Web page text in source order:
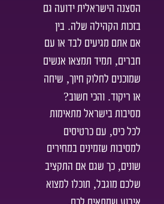
הסצנה הישראלית ידועה גם
בזכות הקהילה שלה. בין
אם אתם מגיעים לבד או עם
חברים, תמיד תמצאו אנשים
שמוכנים לחלוק חיוך, שיחה
או ריקוד. והכי חשוב?
מסיבות בישראל מתאימות
לכל כיס, עם כרטיסים
למסיבות שזמינים במחירים
שונים, כך שגם אם התקציב
שלכם מוגבל, תוכלו למצוא